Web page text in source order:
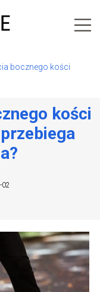
bocznego kości
kości
02